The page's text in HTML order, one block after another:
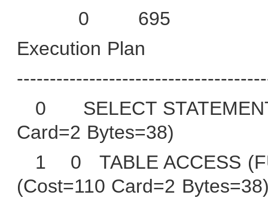
0
695
Execution Plan
0
SELECT
Card=2 Bytes=38)
1
0
TABLE ACCESS
(Cost=110 Card=2